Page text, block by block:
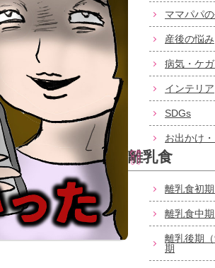
ママパパ
産後の悩み
病気・ケ
インテリア
SDGs
お出かけ
離乳食
離乳食初
離乳食中
離乳後期
期